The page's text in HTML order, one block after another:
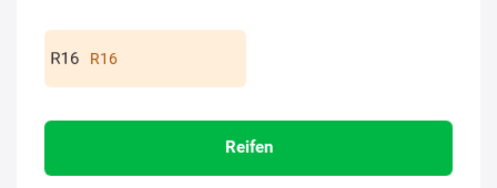
R16
Reifen